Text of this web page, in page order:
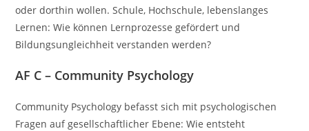
oder dorthin wollen. Schule, Hochschule, lebenslanges
Lernen: Wie können Lernprozesse gefördert und
Bildungsungleichheit verstanden werden?
AF C – Community Psychology
Community Psychology befasst sich mit psychologischen
Fragen auf gesellschaftlicher Ebene: Wie entsteht